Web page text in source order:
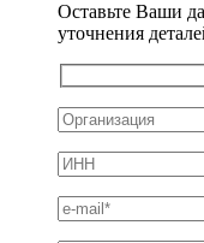
Оставьте Ваши
уточнения